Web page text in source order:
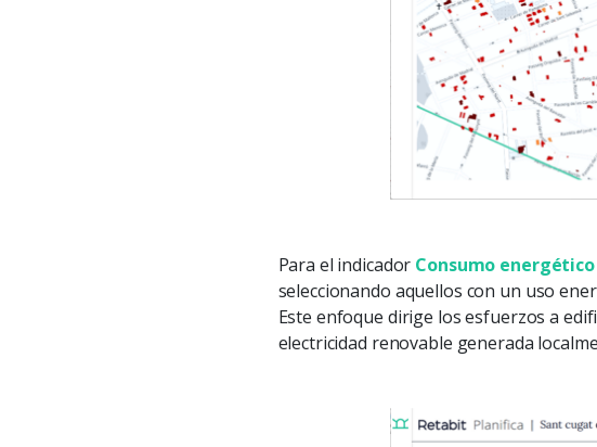
Para el indicador Consumo
seleccionando aquellos con un uso
Este enfoque dirige los esfuerzos a
electricidad renovable generada